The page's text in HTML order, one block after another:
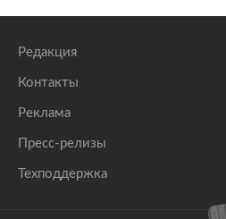
Редакция
Контакты
Реклама
Пресс-релизы
Техподдержка